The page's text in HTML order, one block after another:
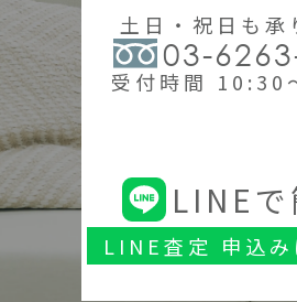
土日・祝日も承
03-
受付時間 10:30
LINE
LINE査定 申込み